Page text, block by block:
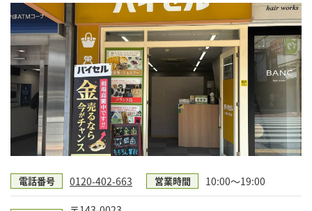
電話番号 0120-402-663 営業時間 10:00〜19:00